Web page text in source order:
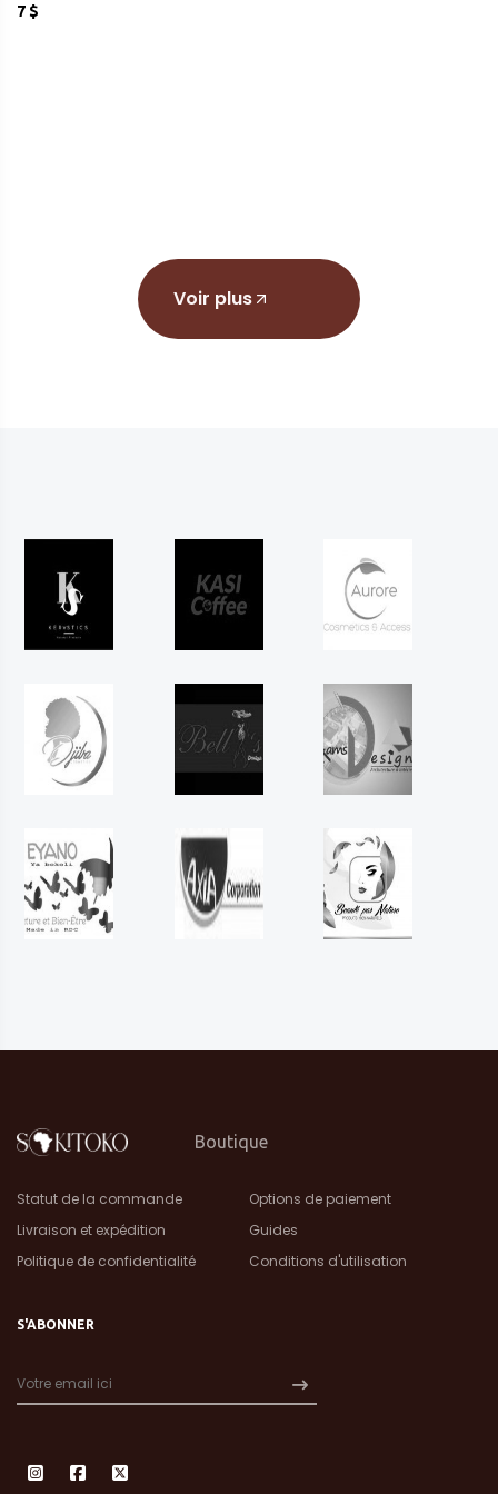
Voir plus
Boutique
Statut de la commande
Options de paiement
Livraison et expédition
Guides
Politique de confidentialité
Conditions d'utilisation
S'ABONNER